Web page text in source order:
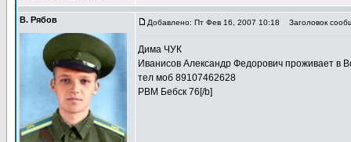
В. Рябов Добавлено: Пт Фев 16, 2007 10:18 Заголовок
Дима ЧУК
Иванисов Александр Федорович проживает в
тел моб 89107462628
РВМ Бебск 76[/b]